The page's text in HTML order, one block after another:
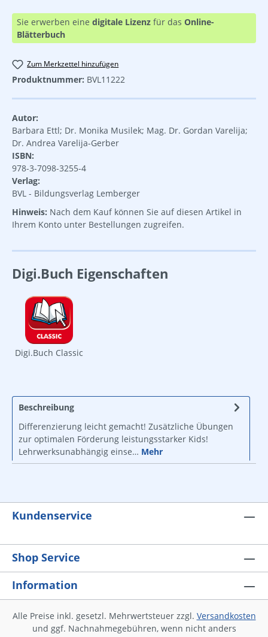
Sie erwerben eine digitale Lizenz für das Online-
Blätterbuch
Zum Merkzettel hinzufügen
Produktnummer: BVL11222
Autor:
Barbara Ettl; Dr. Monika Musilek; Mag. Dr. Gordan Varelija;
Dr. Andrea Varelija-Gerber
ISBN:
978-3-7098-3255-4
Verlag:
BVL - Bildungsverlag Lemberger
Hinweis: Nach dem Kauf können Sie auf diesen Artikel in
Ihrem Konto unter Bestellungen zugreifen.
Digi.Buch Eigenschaften
Digi.Buch Classic
Beschreibung
Differenzierung leicht gemacht! Zusätzliche Übungen
zur optimalen Förderung leistungsstarker Kids!
Lehrwerksunabhängig einse… Mehr
Kundenservice
Shop Service
Information
Alle Preise inkl. gesetzl. Mehrwertsteuer zzgl. Versandkosten
und ggf. Nachnahmegebühren, wenn nicht anders